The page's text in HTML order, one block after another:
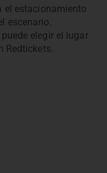
el estacionamiento
escenario.
elegir el lugar
Redtickets.